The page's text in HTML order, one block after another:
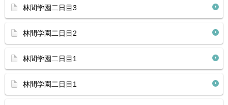
林間学園二日目3
林間学園二日目2
林間学園二日目1
林間学園二日目1